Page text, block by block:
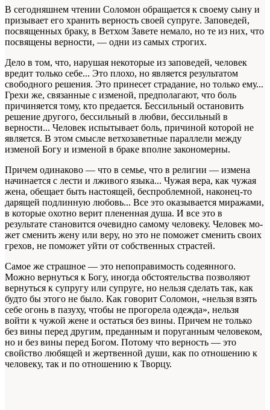
В сегодняшнем чтении Соломон обращает­ся к своему сыну и
призывает его хранить вер­ность своей супруге. Заповедей,
посвященных браку, в Ветхом Завете немало, но те из них, что
посвящены верности, — одни из самых строгих.
Дело в том, что, нарушая некоторые из за­поведей, человек
вредит только себе... Это пло­хо, но является результатом
свободного реше­ния. Это принесет страдание, но только ему...
Грехи же, связанные с изменой, предполагают, что боль
причиняется тому, кто предается. Бес­сильный остановить
решение другого, бессиль­ный в любви, бессильный в
верности... Человек испытывает боль, причиной которой не
явля­ется. В этом смысле ветхозаветные параллели между
изменой Богу и изменой в браке впол­не закономерны.
Причем одинаково — что в семье, что в ре­лигии — измена
начинается с лести и лживого языка... Чужая вера, как чужая
жена, обещает быть настоящей, беспроблемной, наконец-то
дарящей подлинную любовь... Все это ока­зывается миражами,
в которые охотно верит плененная душа. И все это в
результате стано­вится очевидно самому человеку. Человек мо­
жет сменить жену или веру, но это не поможет сменить своих
грехов, не поможет уйти от соб­ственных страстей.
Самое же страшное — это непоправимость содеянного.
Можно вернуться к Богу, иногда обстоятельства позволяют
вернуться к супру­гу или супруге, но нельзя сделать так, как
буд­то бы этого не было. Как говорит Соломон, «нельзя взять
себе огонь в пазуху, чтобы не прогорела одежда», нельзя
войти к чужой же­не и остаться без вины. Причем не только
без вины перед другим, преданным и поруганным человеком,
но и без вины перед Богом. Потому что верность — это
свойство любящей и жерт­венной души, как по отношению к
человеку, так и по отношению к Творцу.